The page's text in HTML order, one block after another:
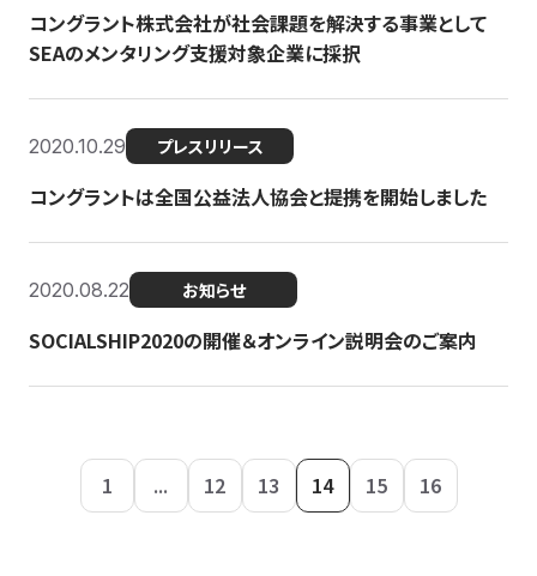
コングラント株式会社が社会課題を解決する事業として
SEAのメンタリング支援対象企業に採択
2020.10.29 プレスリリース
コングラントは全国公益法人協会と提携を開始しました
2020.08.22 お知らせ
SOCIALSHIP2020の開催＆オンライン説明会のご案内
1 ... 12 13 14 15 16